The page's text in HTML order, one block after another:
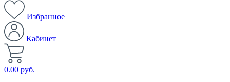
Избранное
Кабинет
0.00 руб.